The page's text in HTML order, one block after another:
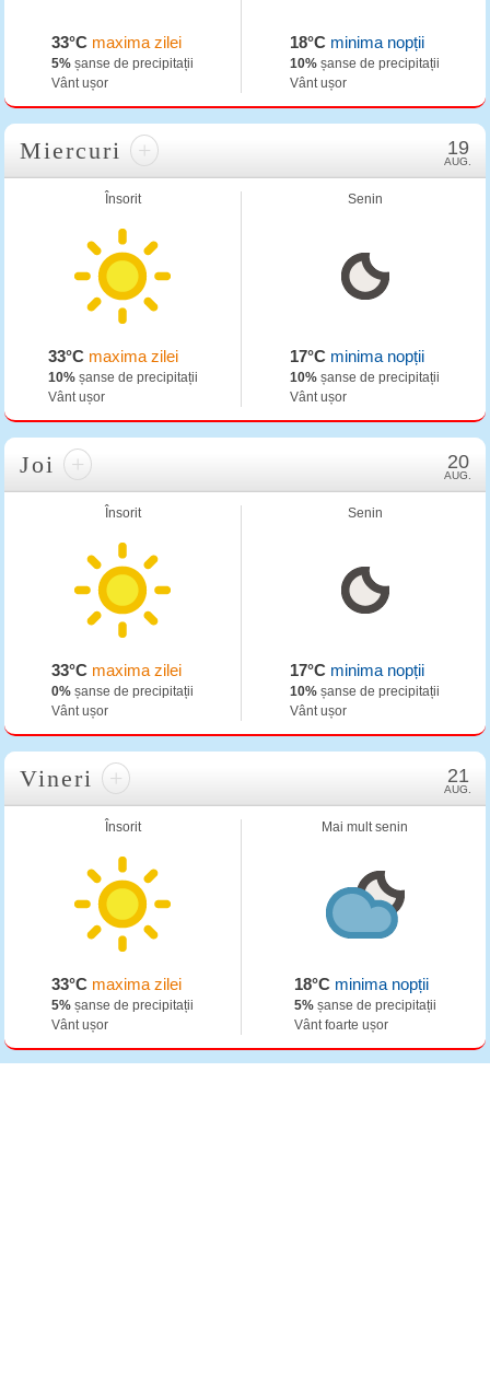
33°C maxima zilei
5% șanse de precipitații
Vânt ușor
18°C minima nopții
10% șanse de precipitații
Vânt ușor
Miercuri + 19
AUG.
Însorit
33°Cmaxima zilei
10%șanse de precipitații
Vânt ușor
Senin
17°C minima nopții
10% șanse de precipitații
Vânt ușor
Joi + 20
AUG.
Însorit
33°C maxima zilei
0% șanse de precipitații
Vânt ușor
Senin
17°C minima nopții
10% șanse de precipitații
Vânt ușor
Vineri + 21
AUG.
Însorit
33°C maxima zilei
5% șanse de precipitații
Vânt ușor
Mai mult senin
18°Cminima nopții
5%șanse de precipitații
Vânt foarte ușor